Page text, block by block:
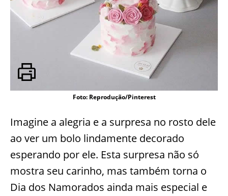
Foto: Reprodução/Pinterest
Imagine a alegria e a surpresa no rosto dele
ao ver um bolo lindamente decorado
esperando por ele. Esta surpresa não só
mostra seu carinho, mas também torna o
Dia dos Namorados ainda mais especial e